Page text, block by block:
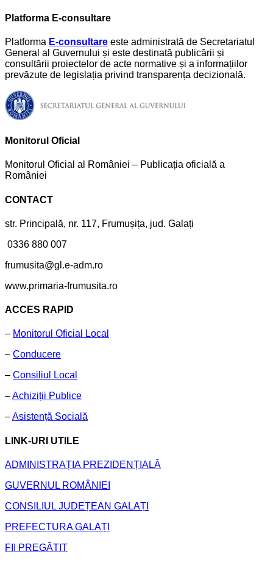
Platforma E-consultare
Platforma E-consultare este administrată de Secretariatul
General al Guvernului și este destinată publicării și
consultării proiectelor de acte normative și a informațiilor
prevăzute de legislația privind transparența decizională.
Monitorul Oficial
Monitorul Oficial al României – Publicația oficială a
României
CONTACT
str. Principală, nr. 117, Frumușița, jud. Galați
0336 880 007
frumusita@gl.e-adm.ro
www.primaria-frumusita.ro
ACCES RAPID
– Monitorul Oficial Local
– Conducere
– Consiliul Local
–Achiziții Publice
–Asistență Socială
LINK-URI UTILE
ADMINISTRAȚIA PREZIDENȚIALĂ
GUVERNUL ROMÂNIEI
CONSILIUL JUDEȚEAN GALAȚI
PREFECTURA GALAȚI
FII PREGĂTIT